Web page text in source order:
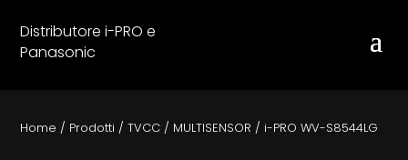
Distributore i-PRO e
Panasonic
Home / Prodotti /TVCC / MULTISENSOR / i-PRO WV-S8544LG